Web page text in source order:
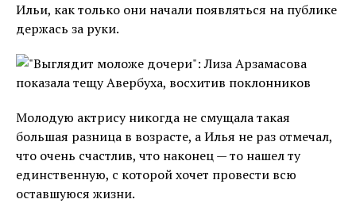
Ильи, как только они начали появляться на публике
держась за руки.
Молодую актрису никогда не смущала такая
большая разница в возрасте, а Илья не раз отмечал,
что очень счастлив, что наконец — то нашел ту
единственную, с которой хочет провести всю
оставшуюся жизни.